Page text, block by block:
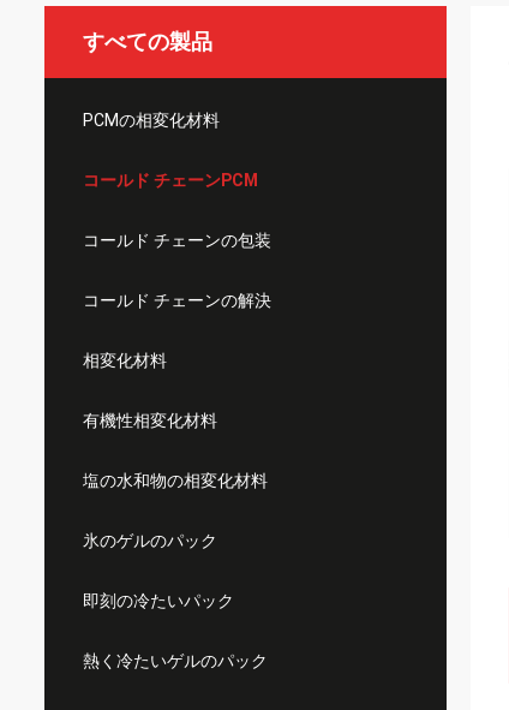
すべての製品
PCMの相変化材料
コールド チェーンPCM
コールド チェーンの包装
コールド チェーンの解決
相変化材料
有機性相変化材料
塩の水和物の相変化材料
氷のゲルのパック
即刻の冷たいパック
熱く冷たいゲルのパック